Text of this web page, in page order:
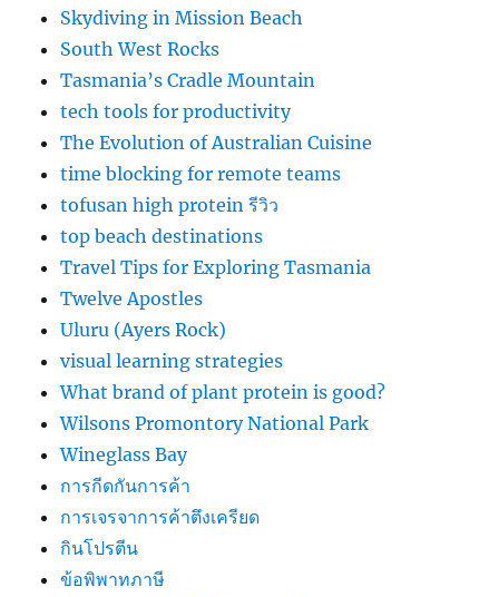
Skydiving in Mission Beach
South West Rocks
Tasmania’s Cradle Mountain
tech tools for productivity
The Evolution of Australian Cuisine
time blocking for remote teams
tofusan high protein รีวิว
top beach destinations
Travel Tips for Exploring Tasmania
Twelve Apostles
Uluru (Ayers Rock)
visual learning strategies
What brand of plant protein is good?
Wilsons Promontory National Park
Wineglass Bay
การกีดกันการค้า
การเจรจาการค้าตึงเครียด
กินโปรตีน
ข้อพิพาทภาษี